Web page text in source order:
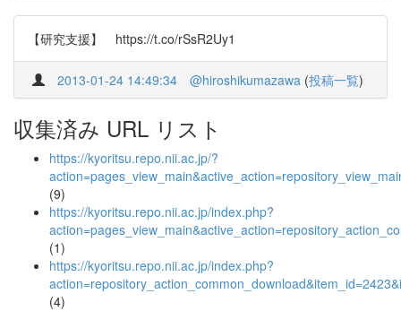
【研究支援】 https://t.co/rSsR2Uy1
2013-01-24 14:49:34 @hiroshikumazawa (投稿一覧)
収集済み URL リスト
https://kyoritsu.repo.nii.ac.jp/?
(9)
https://kyoritsu.repo.nii.ac.jp/index.php?
(1)
https://kyoritsu.repo.nii.ac.jp/index.php?
(4)